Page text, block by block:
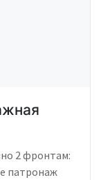
2 фронтам:
патронаж